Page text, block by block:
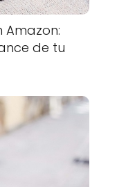
Amazon:
de tu